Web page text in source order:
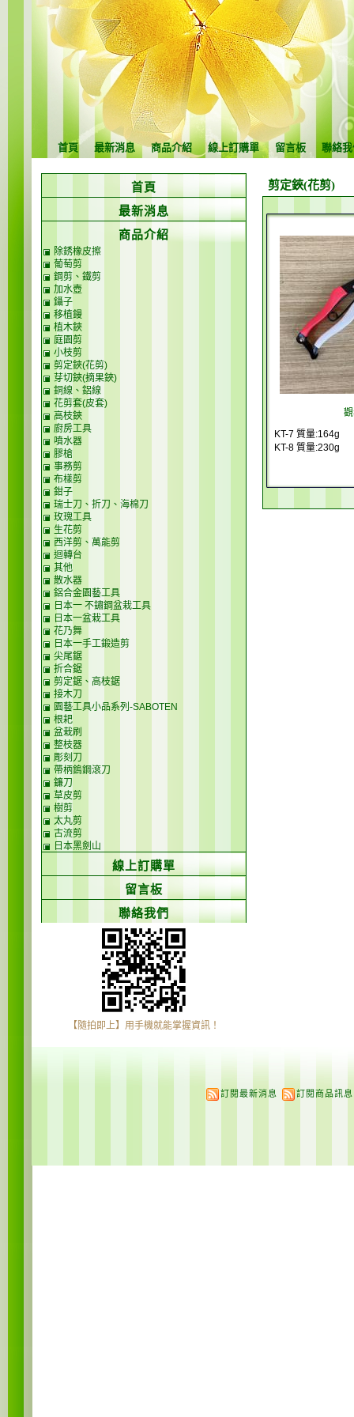
首頁 最新消息 商品介紹 線上訂購單 留言板 聯絡
剪定鋏(花剪)
KT-7 質量:164g
KT-8 質量:230g
首頁
最新消息
商品介紹
除銹橡皮擦
葡萄剪
鋼剪、鐵剪
加水壺
鑷子
移植鏝
植木鋏
庭園剪
小枝剪
剪定鋏(花剪)
芽切鋏(摘果鋏)
銅線、鋁線
花剪套(皮套)
高枝鋏
廚房工具
噴水器
膠槍
事務剪
布樣剪
鉗子
瑞士刀、折刀、海棉刀
玫瑰工具
生花剪
西洋剪、萬能剪
迴轉台
其他
散水器
鋁合金園藝工具
日本一 不鏽鋼盆栽工具
日本一盆栽工具
花乃舞
日本一手工鍛造剪
尖尾鋸
折合鋸
剪定鋸、高枝鋸
接木刀
園藝工具小品系列-SABOTEN
根耙
盆栽刷
整枝器
彫刻刀
帶柄鎢鋼滾刀
鐮刀
草皮剪
樹剪
太丸剪
古流剪
日本黑劍山
線上訂購單
留言板
聯絡我們
【隨拍即上】用手機就能掌握資訊！
訂閱最新消息 訂閱商品訊息